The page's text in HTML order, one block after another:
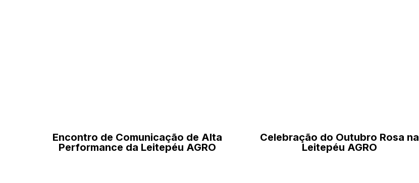
Encontro de Comunicação de Alta
Performance da Leitepéu AGRO
Celebração do Outubro Rosa na
Leitepéu AGRO